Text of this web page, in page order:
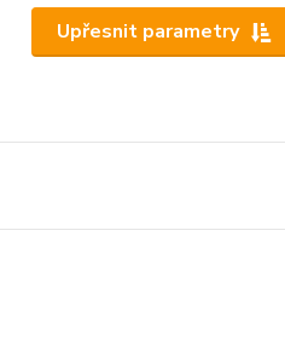
Upřesnit parametry